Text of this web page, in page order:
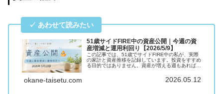
51歳サイドFIRE中の資産公開｜今週の資
産増減と運用利回り【2026/5/9】
この記事では、51歳でサイドFIRE中の私が、実際
の家計と資産推移を記録しています。投資をすすめ
る目的ではありません。資産が増える週もあれば、
していこうと思います。これからリタイア
okane-taisetu.com 2026.05.12